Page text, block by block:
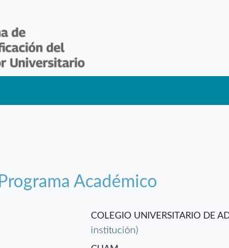
Programa Académico
COLEGIO UNIVERSITARIO DE
institución)